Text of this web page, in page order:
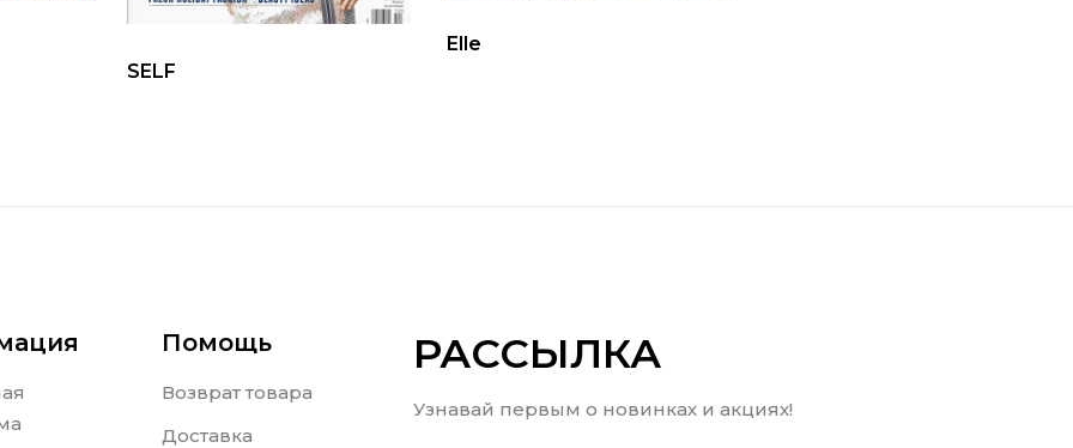
SELF
Elle
Помощь
Возврат товара
Доставка
РАССЫЛКА
Узнавай первым о новинках и акциях!